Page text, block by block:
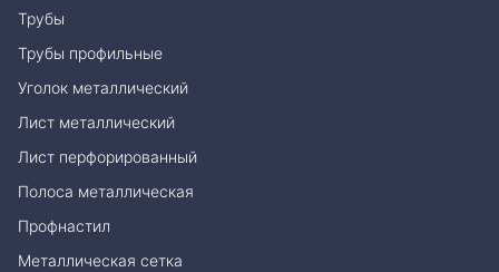
Трубы
Трубы профильные
Уголок металлический
Лист металлический
Лист перфорированный
Полоса металлическая
Профнастил
Металлическая сетка